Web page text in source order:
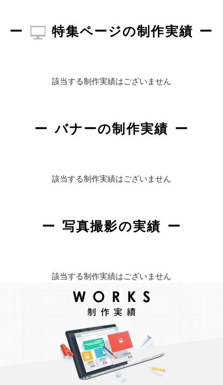
特集ページの制作実績
該当する制作実績はございません
バナーの制作実績
該当する制作実績はございません
写真撮影の実績
該当する制作実績はございません